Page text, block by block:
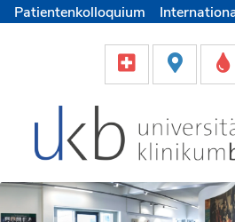
Patientenkolloquium
Helfen & Spenden
Medien